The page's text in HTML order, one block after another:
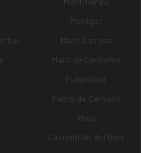
Montgat
Martí Sarroca
Martí de Centelles
Puigdàlber
Palma de Cervelló
Moià
Castellfullit del Boix